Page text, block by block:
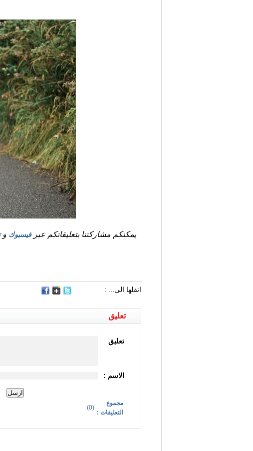
يمكنكم مشاركتنا بتعليقاتكم عبرفيسبوك و
انقلها الى... :
تعليق
تعليق
الاسم :
(
0
)
مجموع
التعليقات :